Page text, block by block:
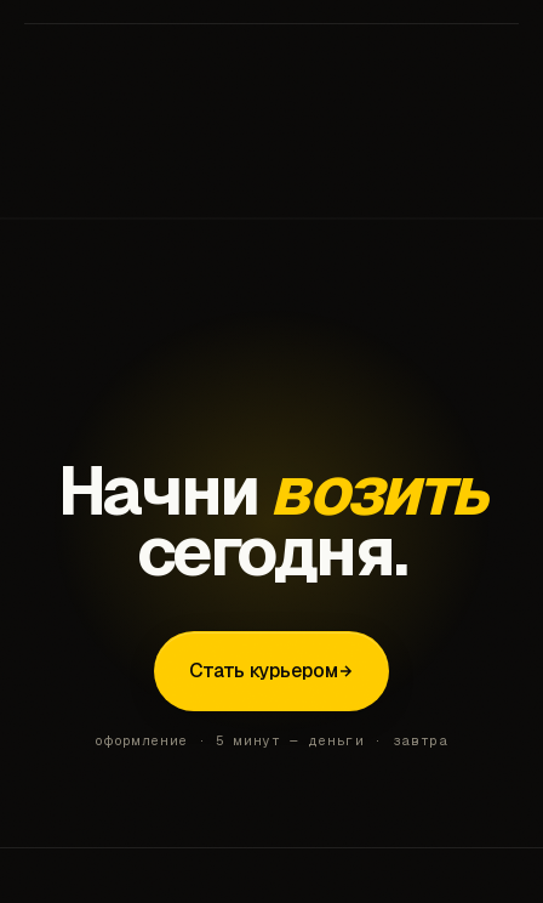
Начнивозить
сегодня.
Стать курьером
оформление · 5 минут — деньги · завтра